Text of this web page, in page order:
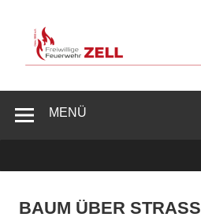
springen
MENÜ
BAUM ÜBER STRASSE